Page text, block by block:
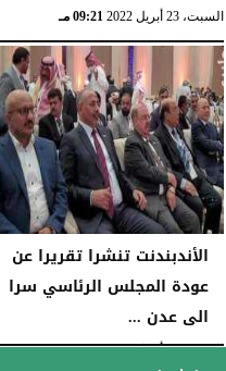
السبت، 23 أبريل 2022 09:21 مـ
الأندبندنت تنشرا تقريرا عن
عودة المجلس الرئاسي سرا
الى عدن ...
السبت، 16 أبريل 2022 03:10 مـ